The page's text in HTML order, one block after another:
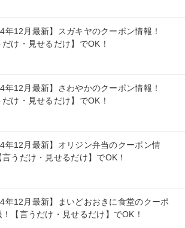
年12月最新】スガキヤのクーポン情報！
だけ・見せるだけ】でOK！
年12月最新】さわやかのクーポン情報！
だけ・見せるだけ】でOK！
年12月最新】オリジン弁当のクーポン情
うだけ・見せるだけ】でOK！
年12月最新】まいどおおきに食堂のクーポ
！【言うだけ・見せるだけ】でOK！